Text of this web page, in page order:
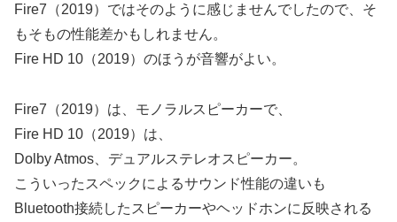
Fire7（2019）ではそのように感じませんでしたので、そ
もそもの性能差かもしれません。
Fire HD 10（2019）のほうが音響がよい。
Fire7（2019）は、モノラルスピーカーで、
Fire HD 10（2019）は、
Dolby Atmos、デュアルステレオスピーカー。
こういったスペックによるサウンド性能の違いも
Bluetooth接続したスピーカーやヘッドホンに反映される